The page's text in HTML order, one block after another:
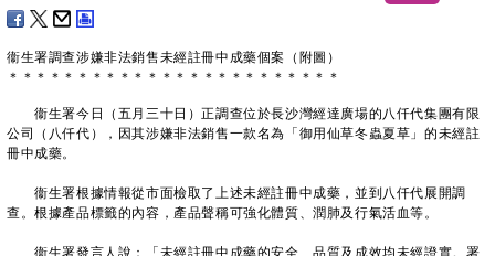
衞生署調查涉嫌非法銷售未經註冊中成藥個案（附圖）
＊ ＊ ＊ ＊ ＊ ＊ ＊ ＊ ＊ ＊ ＊ ＊ ＊ ＊ ＊ ＊ ＊ ＊ ＊ ＊ ＊ ＊ ＊ ＊
衞生署今日（五月三十日）正調查位於長沙灣經達廣場的八仟代集團有限
公司（八仟代），因其涉嫌非法銷售一款名為「御用仙草冬蟲夏草」的未經註
冊中成藥。
衞生署根據情報從市面檢取了上述未經註冊中成藥，並到八仟代展開調
查。根據產品標籤的內容，產品聲稱可強化體質、潤肺及行氣活血等。
衞生署發言人說：「未經註冊中成藥的安全、品質及成效均未經證實。署